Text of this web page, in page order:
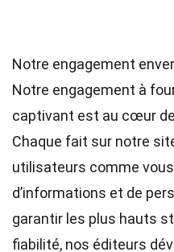
Notre engagement
Notre engagement à
captivant est au cœur
Chaque fait sur notre
utilisateurs comme
d’informations et de
garantir les plus hauts
fiabilité, nos éditeurs